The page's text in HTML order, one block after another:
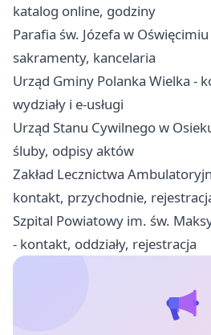
katalog online, godziny
Parafia św. Józefa w
sakramenty, kancelaria
Urząd Gminy Polanka Wielka -
wydziały i e-usługi
Urząd Stanu Cywilnego w
śluby, odpisy aktów
Zakład Lecznictwa
kontakt, przychodnie,
Szpital Powiatowy im. św.
- kontakt, oddziały, rejestracja